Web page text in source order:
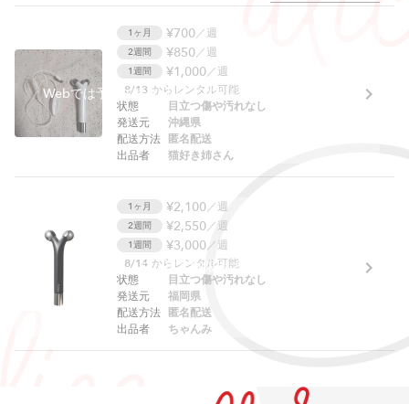
Webでは予約できません。アプリをご利用ください。
1ヶ月 ¥700／週
2週間 ¥850／週
1週間 ¥1,000／週
8/13 からレンタル可能
状態
発送元
配送方法
出品者
目立つ傷や汚れなし
沖縄県
匿名配送
猫好き姉さん
貸し出し制限中です
1ヶ月 ¥2,100／週
2週間 ¥2,550／週
1週間 ¥3,000／週
8/14 からレンタル可能
状態
発送元
配送方法
出品者
目立つ傷や汚れなし
福岡県
匿名配送
ちゃんみ